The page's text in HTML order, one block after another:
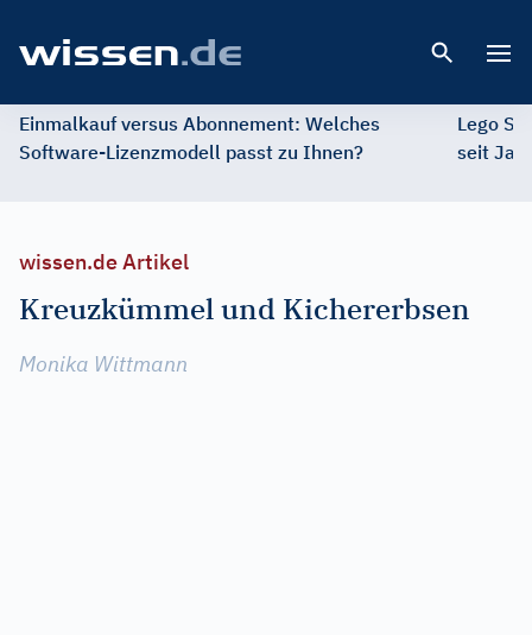
Einmalkauf versus Abonnement: Welches
Software-Lizenzmodell passt zu Ihnen?
Lego
seit
wissen.de Artikel
Kreuzkümmel und Kichererbsen
Monika Wittmann